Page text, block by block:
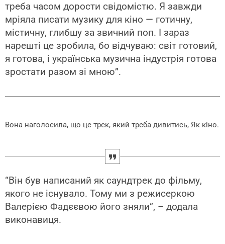
треба часом дорости свідомістю. Я завжди
мріяла писати музику для кіно — готичну,
містичну, глибшу за звичний поп. І зараз
нарешті це зробила, бо відчуваю: світ готовий,
я готова, і українська музична індустрія готова
зростати разом зі мною”.
Вона наголосила, що це трек, який треба дивитись, Як кіно.
“Він був написаний як саундтрек до фільму,
якого не існувало. Тому ми з режисеркою
Валерією Фадєєвою його зняли”, – додала
виконавиця.